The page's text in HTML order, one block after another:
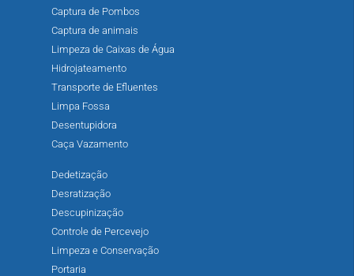
Captura de Pombos
Captura de animais
Limpeza de Caixas de Água
Hidrojateamento
Transporte de Efluentes
Limpa Fossa
Desentupidora
Caça Vazamento
Dedetização
Desratização
Descupinização
Controle de Percevejo
Limpeza e Conservação
Portaria